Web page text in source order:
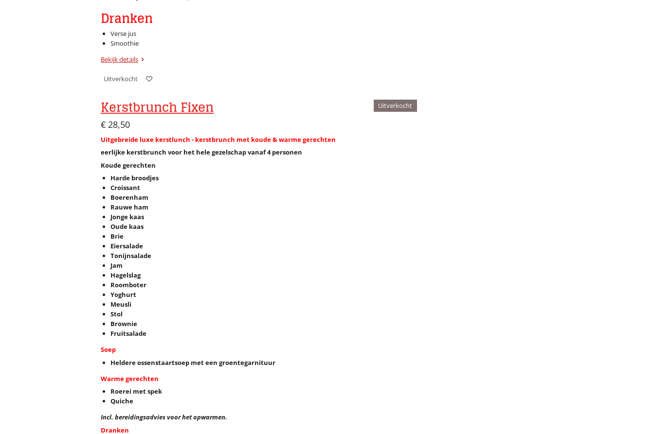
Dranken
Verse jus
Smoothie
Bekijk details
Uitverkocht
Uitverkocht
Kerstbrunch Fixen
€ 28,50
Uitgebreide luxe kerstlunch - kerstbrunch met koude & warme gerechten
eerlijke kerstbrunch voor het hele gezelschap vanaf 4 personen
Koude gerechten
Harde broodjes
Croissant
Boerenham
Rauwe ham
Jonge kaas
Oude kaas
Brie
Eiersalade
Tonijnsalade
Jam
Hagelslag
Roomboter
Yoghurt
Meusli
Stol
Brownie
Fruitsalade
Soep
Heldere ossenstaartsoep met een groentegarnituur
Warme gerechten
Roerei met spek
Quiche
Incl. bereidingsadvies voor het opwarmen.
Dranken